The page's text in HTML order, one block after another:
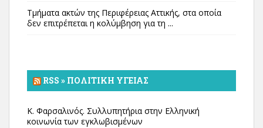
Τμήματα ακτών της Περιφέρειας Αττικής, στα οποία
δεν επιτρέπεται η κολύμβηση για τη ...
RSS » ΠΟΛΙΤΙΚΉ ΥΓΕΊΑΣ
Κ. Φαρσαλινός. Συλλυπητήρια στην Ελληνική
κοινωνία των εγκλωβισμένων